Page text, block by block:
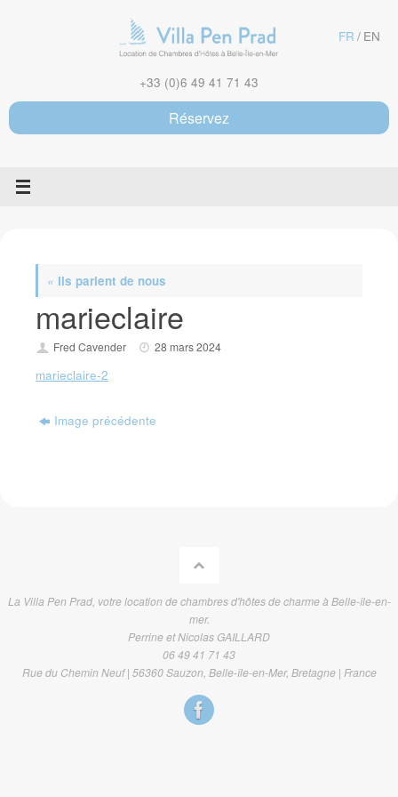
FR EN
+33 (0)6 49 41 71 43
Réservez
« Ils parlent de nous
marieclaire
Fred Cavender 28 mars 2024
marieclaire-2
Image précédente
La Villa Pen Prad, votre location de chambres d'hôtes de charme à Belle-île-en-
mer.
Perrine et Nicolas GAILLARD
06 49 41 71 43
Rue du Chemin Neuf | 56360 Sauzon, Belle-île-en-Mer, Bretagne | France